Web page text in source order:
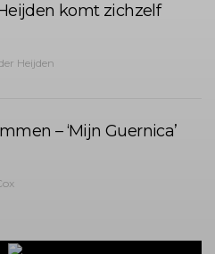
komt zichzelf
Heijden
– ‘Mijn Guernica’